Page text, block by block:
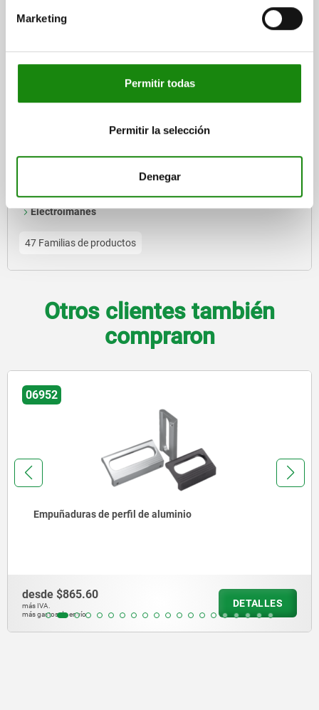
Marketing
Permitir todas
Permitir la selección
Denegar
09000
Imanes de barra, imanes reforzados
Imanes engomados
Imanes para tablero de anuncios
Otros imanes
Electroimanes
47 Familias de productos
Otros clientes también
compraron
21064
Guías de carro de precisión sobre rodamiento de
desde $7,879.58
más IVA.
más gastos de envío
DETALLES